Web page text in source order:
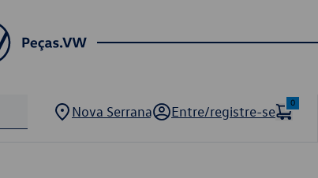
Nova Serrana Entre/registre-se
0